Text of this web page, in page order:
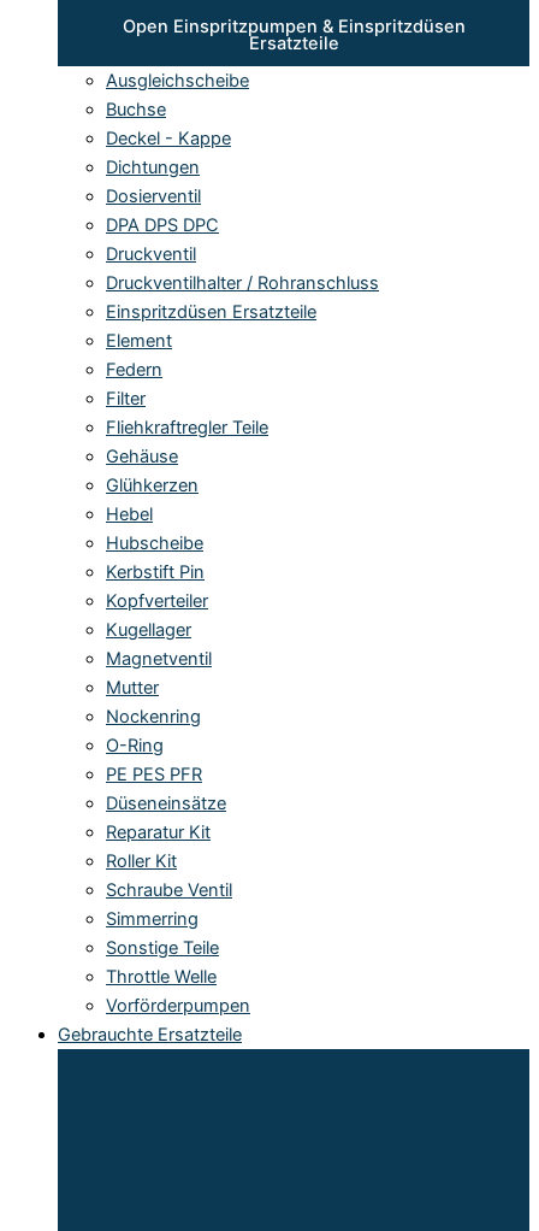
Open Einspritzpumpen & Einspritzdüsen
Ersatzteile
Ausgleichscheibe
Buchse
Deckel - Kappe
Dichtungen
Dosierventil
DPA DPS DPC
Druckventil
Druckventilhalter / Rohranschluss
Einspritzdüsen Ersatzteile
Element
Federn
Filter
Fliehkraftregler Teile
Gehäuse
Glühkerzen
Hebel
Hubscheibe
Kerbstift Pin
Kopfverteiler
Kugellager
Magnetventil
Mutter
Nockenring
O-Ring
PE PES PFR
Düseneinsätze
Reparatur Kit
Roller Kit
Schraube Ventil
Simmerring
Sonstige Teile
Throttle Welle
Vorförderpumpen
Gebrauchte Ersatzteile